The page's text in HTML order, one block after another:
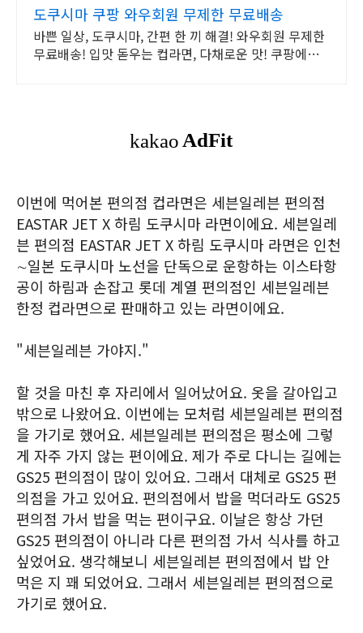
도쿠시마 쿠팡 와우회원 무제한 무료배송
바쁜 일상, 도쿠시마, 간편 한 끼 해결! 와우회원 무제한
무료배송! 입맛 돋우는 컵라면, 다채로운 맛! 쿠팡에서
이번에 먹어본 편의점 컵라면은 세븐일레븐 편의점
EASTAR JET X 하림 도쿠시마 라면이에요. 세븐일레
븐 편의점 EASTAR JET X 하림 도쿠시마 라면은 인천
∼일본 도쿠시마 노선을 단독으로 운항하는 이스타항
공이 하림과 손잡고 롯데 계열 편의점인 세븐일레븐
한정 컵라면으로 판매하고 있는 라면이에요.
"세븐일레븐 가야지."
할 것을 마친 후 자리에서 일어났어요. 옷을 갈아입고
밖으로 나왔어요. 이번에는 모처럼 세븐일레븐 편의점
을 가기로 했어요. 세븐일레븐 편의점은 평소에 그렇
게 자주 가지 않는 편이에요. 제가 주로 다니는 길에는
GS25 편의점이 많이 있어요. 그래서 대체로 GS25 편
의점을 가고 있어요. 편의점에서 밥을 먹더라도 GS25
편의점 가서 밥을 먹는 편이구요. 이날은 항상 가던
GS25 편의점이 아니라 다른 편의점 가서 식사를 하고
싶었어요. 생각해보니 세븐일레븐 편의점에서 밥 안
먹은 지 꽤 되었어요. 그래서 세븐일레븐 편의점으로
가기로 했어요.